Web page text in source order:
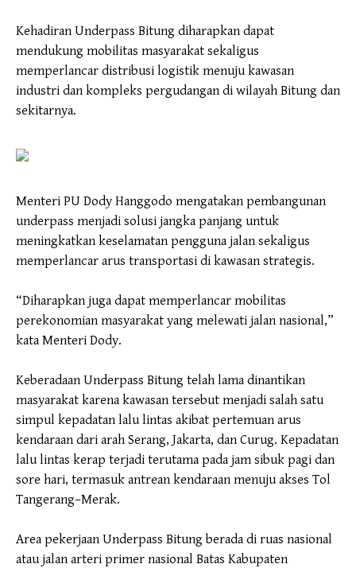
Kehadiran Underpass Bitung diharapkan dapat
mendukung mobilitas masyarakat sekaligus
memperlancar distribusi logistik menuju kawasan
industri dan kompleks pergudangan di wilayah Bitung dan
sekitarnya.
Menteri PU Dody Hanggodo mengatakan pembangunan
underpass menjadi solusi jangka panjang untuk
meningkatkan keselamatan pengguna jalan sekaligus
memperlancar arus transportasi di kawasan strategis.
“Diharapkan juga dapat memperlancar mobilitas
perekonomian masyarakat yang melewati jalan nasional,”
kata Menteri Dody.
Keberadaan Underpass Bitung telah lama dinantikan
masyarakat karena kawasan tersebut menjadi salah satu
simpul kepadatan lalu lintas akibat pertemuan arus
kendaraan dari arah Serang, Jakarta, dan Curug. Kepadatan
lalu lintas kerap terjadi terutama pada jam sibuk pagi dan
sore hari, termasuk antrean kendaraan menuju akses Tol
Tangerang–Merak.
Area pekerjaan Underpass Bitung berada di ruas nasional
atau jalan arteri primer nasional Batas Kabupaten